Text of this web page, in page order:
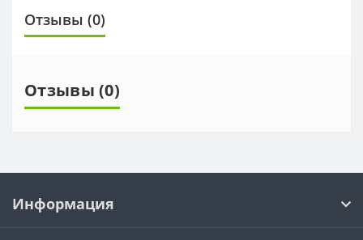
Отзывы (0)
Отзывы (0)
Информация